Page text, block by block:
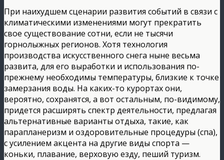
При наихудшем сценарии развития событий в связи с
климатическими изменениями могут прекратить
свое существование сотни, если не тысячи
горнолыжных регионов. Хотя технология
производства искусственного снега ныне весьма
развита, для его выработки и использования по-
прежнему необходимы температуры, близкие к точке
замерзания воды. На каких-то курортах они,
вероятно, сохранятся, а вот остальным, по-видимому,
придется расширять спектр деятельности, предлагая
альтернативные варианты отдыха, такие, как
парапланеризм и оздоровительные процедуры (спа),
с усилением акцента на другие виды спорта —
коньки, плавание, верховую езду, пеший туризм.